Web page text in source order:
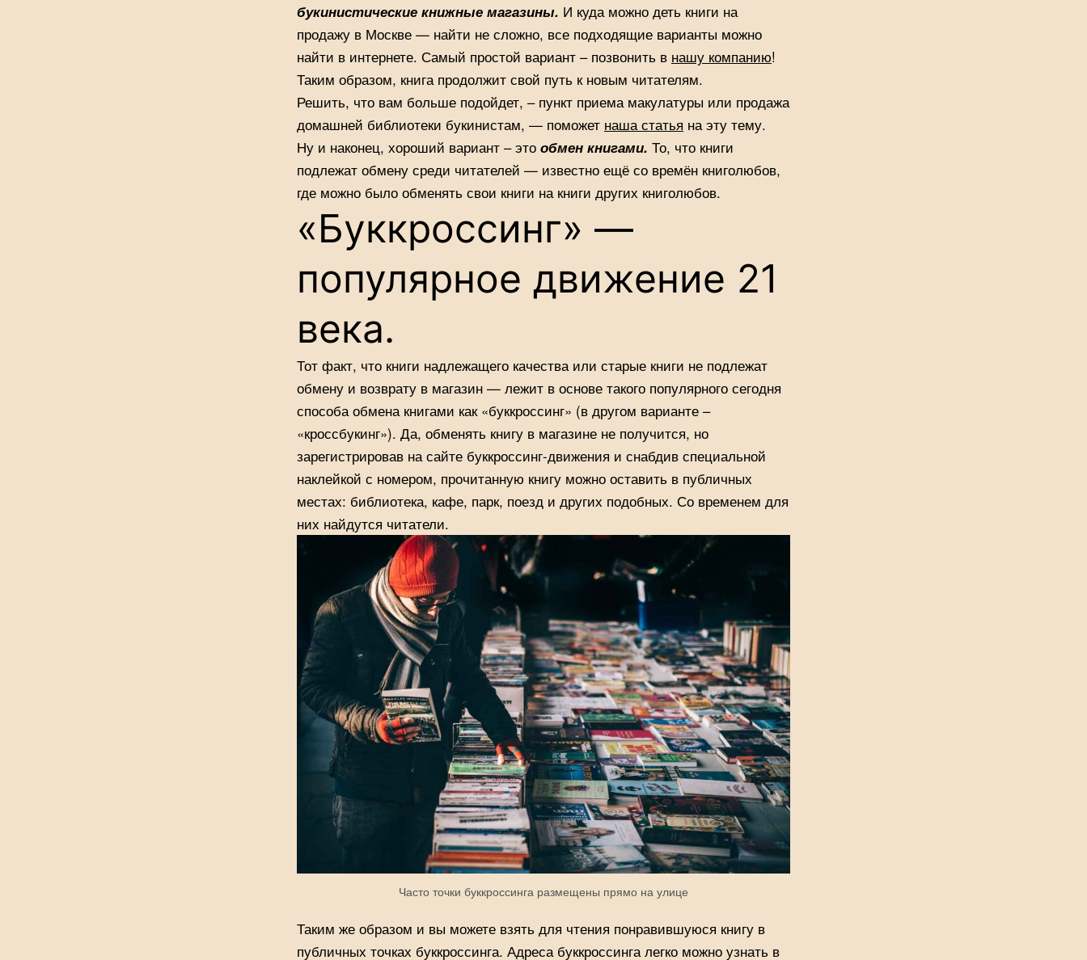
букинистические книжные магазины. И куда можно деть книги на
продажу в Москве — найти не сложно, все подходящие варианты можно
найти в интернете. Самый простой вариант – позвонить в нашу компанию!
Таким образом, книга продолжит свой путь к новым читателям.
Решить, что вам больше подойдет, – пункт приема макулатуры или продажа
домашней библиотеки букинистам, — поможет наша статья на эту тему.
Ну и наконец, хороший вариант – это обмен книгами. То, что книги
подлежат обмену среди читателей — известно ещё со времён книголюбов,
где можно было обменять свои книги на книги других книголюбов.
«Буккроссинг» —
популярное движение 21
века.
Тот факт, что книги надлежащего качества или старые книги не подлежат
обмену и возврату в магазин — лежит в основе такого популярного сегодня
способа обмена книгами как «буккроссинг» (в другом варианте –
«кроссбукинг»). Да, обменять книгу в магазине не получится, но
зарегистрировав на сайте буккроссинг-движения и снабдив специальной
наклейкой с номером, прочитанную книгу можно оставить в публичных
местах: библиотека, кафе, парк, поезд и других подобных. Со временем для
них найдутся читатели.
Часто точки буккроссинга размещены прямо на улице
Таким же образом и вы можете взять для чтения понравившуюся книгу в
публичных точках буккроссинга. Адреса буккроссинга легко можно узнать в